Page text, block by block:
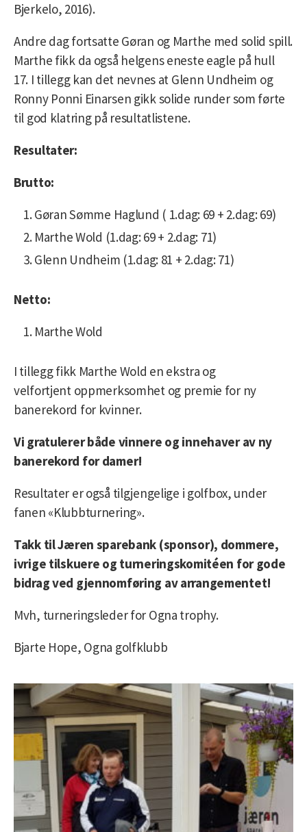
Bjerkelo, 2016).
Andre dag fortsatte Gøran og Marthe med solid spill.
Marthe fikk da også helgens eneste eagle på hull
17. I tillegg kan det nevnes at Glenn Undheim og
Ronny Ponni Einarsen gikk solide runder som førte
til god klatring på resultatlistene.
Resultater:
Brutto:
Gøran Sømme Haglund ( 1.dag: 69 + 2.dag: 69)
Marthe Wold (1.dag: 69 + 2.dag: 71)
Glenn Undheim (1.dag: 81 + 2.dag: 71)
Netto:
Marthe Wold
I tillegg fikk Marthe Wold en ekstra og
velfortjent oppmerksomhet og premie for ny
banerekord for kvinner.
Vi gratulerer både vinnere og innehaver av ny
banerekord for damer!
Resultater er også tilgjengelige i golfbox, under
fanen «Klubbturnering».
Takk til Jæren sparebank (sponsor), dommere,
ivrige tilskuere og turneringskomitéen for gode
bidrag ved gjennomføring av arrangementet!
Mvh, turneringsleder for Ogna trophy.
Bjarte Hope, Ogna golfklubb